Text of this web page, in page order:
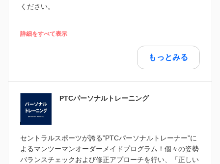
ください。
詳細をすべて表示
もっとみる
PTCパーソナルトレーニング
セントラルスポーツが誇る”PTCパーソナルトレーナー”に
よるマンツーマンオーダーメイドプログラム！個々の姿勢
バランスチェックおよび修正アプローチを行い、「正しい